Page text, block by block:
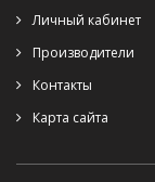
Личный кабинет
Производители
Контакты
Карта сайта